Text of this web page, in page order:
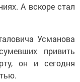
А вскоре стал
Усманова
привить
он и сегодня